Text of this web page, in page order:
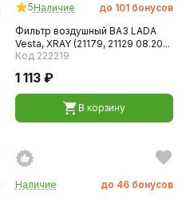
5Наличие до 101 бонусов
Фильтр воздушный ВАЗ LADA
Vesta, XRAY (21179, 21129 08.20...
Код 222219
1 113 ₽
В корзину
Наличие до 46 бонусов